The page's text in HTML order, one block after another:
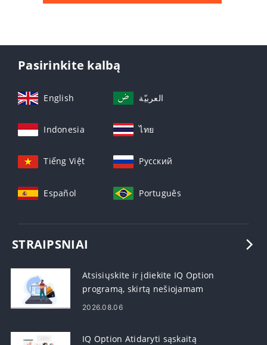
Pasirinkite kalbą
English العربيّة
Indonesia ไทย
Tiếng Việt Русский
Español Português
STRAIPSNIAI
Atsisiųskite ir įdiekite IQ Option
programą, skirtą nešiojamam
kompiuteriui / asmeniniam
2026.08.06
IQ Option Atidaryti sąskaitą